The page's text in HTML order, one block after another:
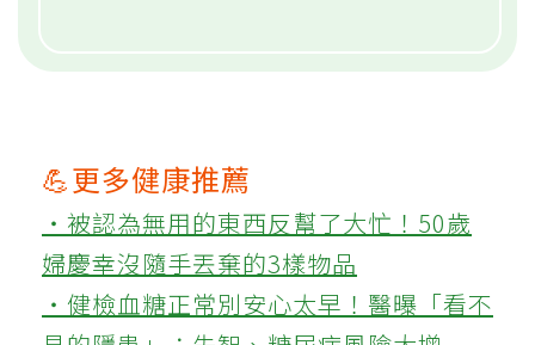
💪更多健康推薦
‧被認為無用的東西反幫了大忙！50歲
婦慶幸沒隨手丟棄的3樣物品
‧健檢血糖正常別安心太早！醫曝「看不